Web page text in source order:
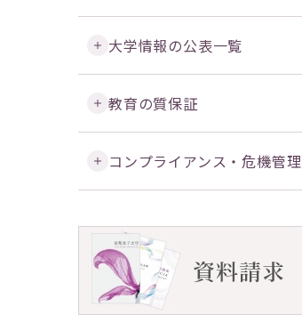
大学情報の公表一覧
教育の質保証
コンプライアンス・危機管理